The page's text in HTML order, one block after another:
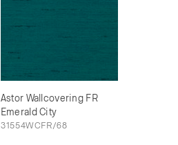
Astor Wallcovering FR
Emerald City
31554WCFR/68